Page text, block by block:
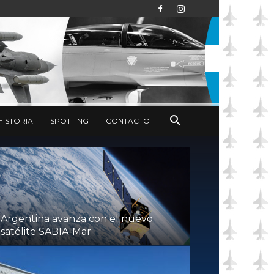
SPOTTING CONTACTO
Argentina avanza con el nuevo
satélite SABIA-Mar